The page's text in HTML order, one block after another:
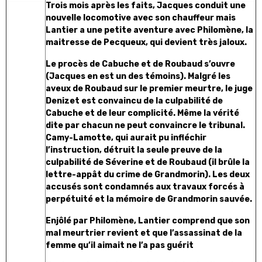
Trois mois après les faits, Jacques conduit une
nouvelle locomotive avec son chauffeur mais
Lantier a une petite aventure avec Philomène, la
maitresse de Pecqueux, qui devient très jaloux.
Le procès de Cabuche et de Roubaud s’ouvre
(Jacques en est un des témoins). Malgré les
aveux de Roubaud sur le premier meurtre, le juge
Denizet est convaincu de la culpabilité de
Cabuche et de leur complicité. Même la vérité
dite par chacun ne peut convaincre le tribunal.
Camy-Lamotte, qui aurait pu infléchir
l’instruction, détruit la seule preuve de la
culpabilité de Séverine et de Roubaud (il brûle la
lettre-appât du crime de Grandmorin). Les deux
accusés sont condamnés aux travaux forcés à
perpétuité et la mémoire de Grandmorin sauvée.
Enjôlé par Philomène, Lantier comprend que son
mal meurtrier revient et que l’assassinat de la
femme qu’il aimait ne l’a pas guérit